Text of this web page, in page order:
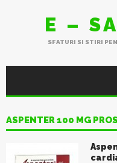
E –
SFATURI SI STIRI
ASPENTER 100 MG